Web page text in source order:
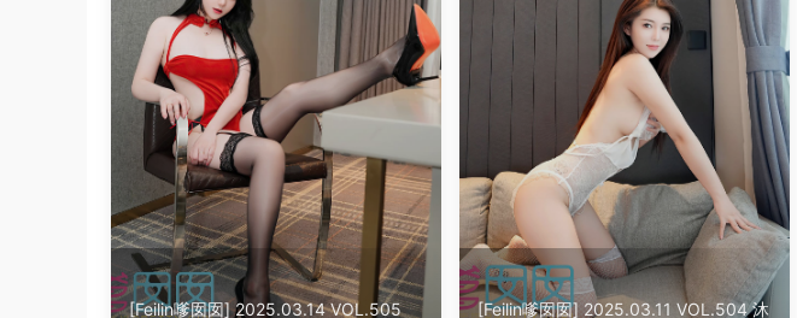
[Feilin嗲囡囡] 2025.03.14 VOL.505
[Feilin嗲囡囡] 2025.03.11 VOL.504 沐